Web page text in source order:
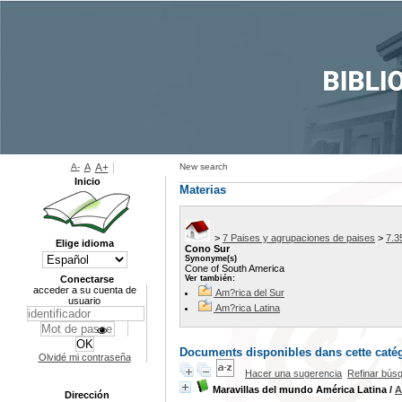
New search
Materias
> 7 Paises y agrupaciones de paises >
Cono Sur
Synonyme(s)
Cone of South America
Ver también:
Am?rica del Sur
Am?rica Latina
Documents disponibles dans cette
Hacer una sugerencia Refinar
Maravillas del mundo América Latina /
A- A A+
Inicio
Elige idioma
Conectarse
acceder a su cuenta de
usuario
Olvidé mi contraseña
Dirección